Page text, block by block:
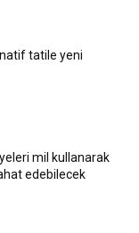
tatile yeni
mil kullanarak
edebilecek